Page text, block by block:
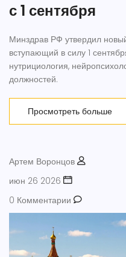
с 1 сентября
Минздрав РФ утвердил
вступающий в силу 1
нутрициология,
должностей.
Просмотреть больше
Артем Воронцов
июн 26 2026
0 Комментарии